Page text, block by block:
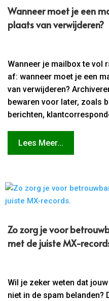
Wanneer moet je een
plaats van verwijderen?
Wanneer je mailbox te vol
af: wanneer moet je een
van verwijderen?
bewaren voor later, zoals
berichten,
Lees Meer...
Zo zorg je voor
met de juiste MX-
Wil je zeker weten dat
niet in de spam belanden?